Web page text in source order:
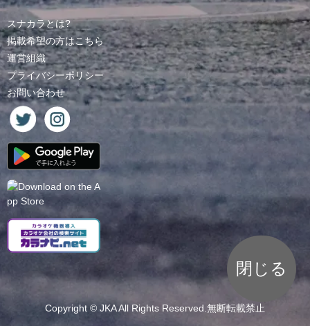
スナカラとは?
掲載希望の方はこちら
運営組織
プライバシーポリシー
お問い合わせ
Copyright © JKAAll Rights Reserved.無断転載禁止
閉じる